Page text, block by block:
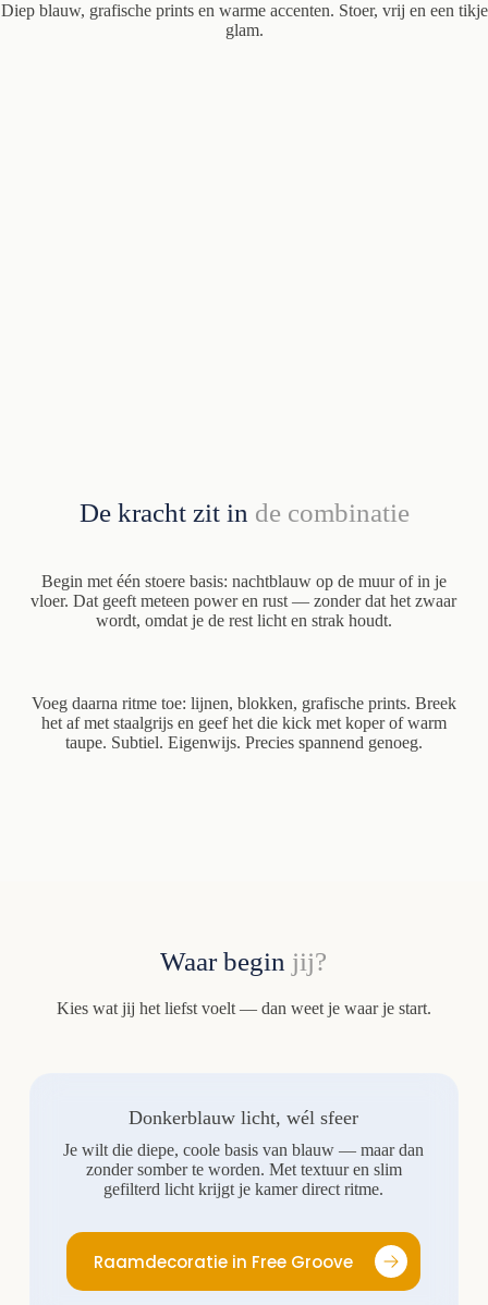
Diep blauw, grafische prints en warme accenten. Stoer, vrij en een tikje
glam.
De kracht zit in de combinatie
Begin met één stoere basis: nachtblauw op de muur of in je
vloer. Dat geeft meteen power en rust — zonder dat het zwaar
wordt, omdat je de rest licht en strak houdt.
Voeg daarna ritme toe: lijnen, blokken, grafische prints. Breek
het af met staalgrijs en geef het die kick met koper of warm
taupe. Subtiel. Eigenwijs. Precies spannend genoeg.
Waar begin jij?
Kies wat jij het liefst voelt — dan weet je waar je start.
Donkerblauw licht, wél sfeer
Je wilt die diepe, coole basis van blauw — maar dan
zonder somber te worden. Met textuur en slim
gefilterd licht krijgt je kamer direct ritme.
Raamdecoratie in Free Groove